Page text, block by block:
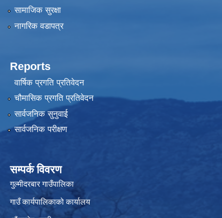
सामाजिक सुरक्षा
नागरिक वडापत्र
Reports
वार्षिक प्रगति प्रतिवेदन
चौमासिक प्रगति प्रतिवेदन
सार्वजनिक सुनुवाई
सार्वजनिक परीक्षण
सम्पर्क विवरण
गुल्मीदरबार गाउँपालिका
गाउँ कार्यपालिकाको कार्यालय